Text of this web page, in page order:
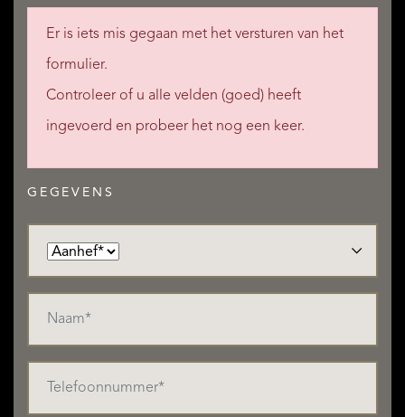
Er is iets mis gegaan met het versturen van het
formulier.
Controleer of u alle velden (goed) heeft
ingevoerd en probeer het nog een keer.
GEGEVENS